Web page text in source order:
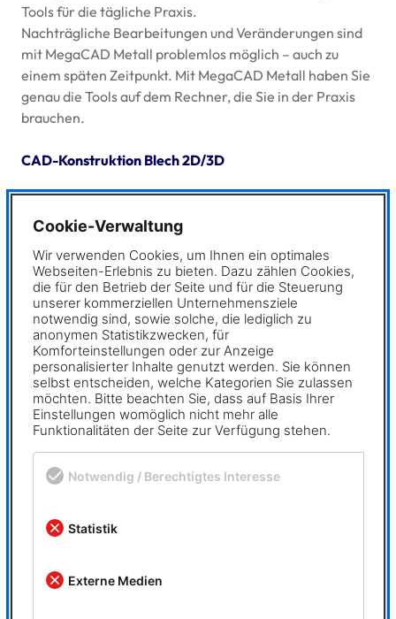
Tools für die tägliche Praxis.
Nachträgliche Bearbeitungen und Veränderungen sind
mit MegaCAD Metall problemlos möglich – auch zu
einem späten Zeitpunkt. Mit MegaCAD Metall haben Sie
genau die Tools auf dem Rechner, die Sie in der Praxis
brauchen.
CAD-Konstruktion Blech 2D/3D
und zuverlässiges Design über die automatische
Blechteile. Leistungsfähige Funktionen und durchdachte
Werkzeuge sind hier unter einer intuitiven Oberfläche
vereint. MegaCAD vereint das Wissen über Materialien
und den praktischen Umgang bei der Blechbearbeitung.
Durch das freie und direkte Konstruieren erstellen Sie in
kürzester Zeit alle nur denkbaren Sonderformen für den
Behälter- und Rohrleitungsbau, den Apparatebau und
für die Heizungs- und Klimatechnik.
MegaCAD 2D/3D: Unsere Lösung für
3D-Modell. Hier befinden sich alle Informationen für
Cookie-Verwaltung
Wir verwenden Cookies, um Ihnen ein optimales
Webseiten-Erlebnis zu bieten. Dazu zählen Cookies,
die für den Betrieb der Seite und für die Steuerung
unserer kommerziellen Unternehmensziele
notwendig sind, sowie solche, die lediglich zu
anonymen Statistikzwecken, für
Komforteinstellungen oder zur Anzeige
personalisierter Inhalte genutzt werden. Sie können
selbst entscheiden, welche Kategorien Sie zulassen
möchten. Bitte beachten Sie, dass auf Basis Ihrer
Einstellungen womöglich nicht mehr alle
Funktionalitäten der Seite zur Verfügung stehen.
Notwendig / Berechtigtes Interesse
Statistik
Externe Medien